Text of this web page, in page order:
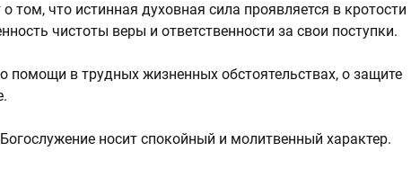
том, что истинная духовная сила проявляется в кротости
чистоты веры и ответственности за свои поступки.
помощи в трудных жизненных обстоятельствах, о защите
носит спокойный и молитвенный характер.